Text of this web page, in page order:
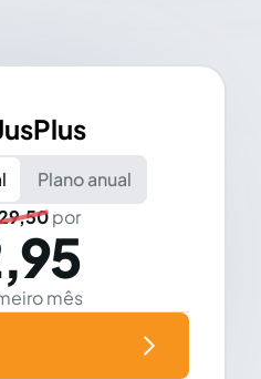
Plano anual
por
mês